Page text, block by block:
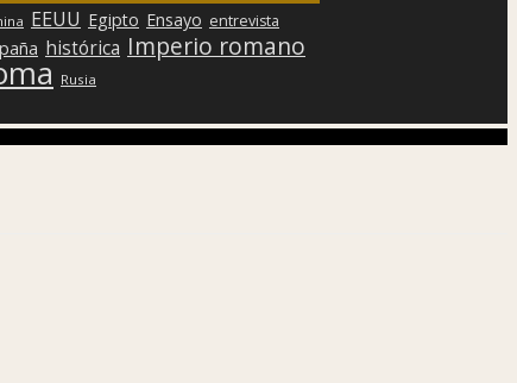
EEUU Egipto Ensayo entrevista
histórica Imperio romano
Rusia